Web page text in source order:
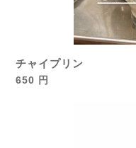
チャイプリン
650 円